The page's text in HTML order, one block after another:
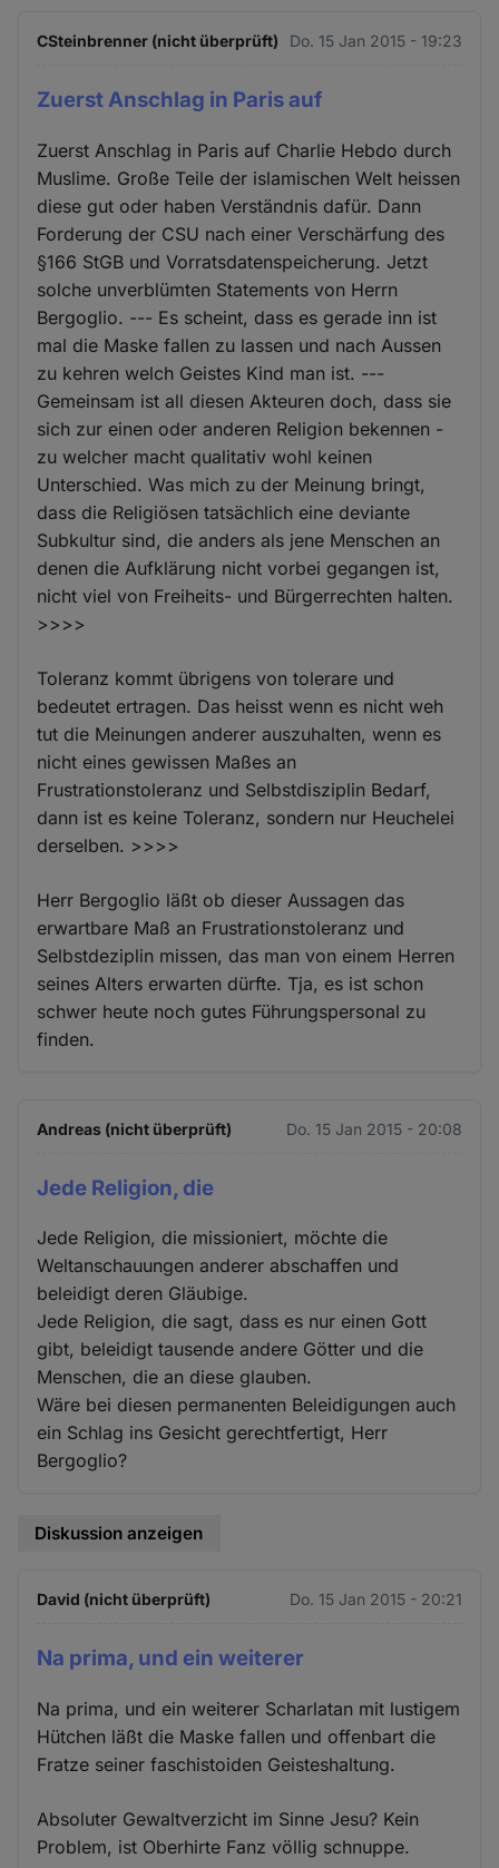
CSteinbrenner (nicht überprüft) Do. 15 Jan 2015 - 19:23
Zuerst Anschlag in Paris auf
Zuerst Anschlag in Paris auf Charlie Hebdo durch
Muslime. Große Teile der islamischen Welt heissen
diese gut oder haben Verständnis dafür. Dann
Forderung der CSU nach einer Verschärfung des
§166 StGB und Vorratsdatenspeicherung. Jetzt
solche unverblümten Statements von Herrn
Bergoglio. --- Es scheint, dass es gerade inn ist
mal die Maske fallen zu lassen und nach Aussen
zu kehren welch Geistes Kind man ist. ---
Gemeinsam ist all diesen Akteuren doch, dass sie
sich zur einen oder anderen Religion bekennen -
zu welcher macht qualitativ wohl keinen
Unterschied. Was mich zu der Meinung bringt,
dass die Religiösen tatsächlich eine deviante
Subkultur sind, die anders als jene Menschen an
denen die Aufklärung nicht vorbei gegangen ist,
nicht viel von Freiheits- und Bürgerrechten halten.
>>>>
Toleranz kommt übrigens von tolerare und
bedeutet ertragen. Das heisst wenn es nicht weh
tut die Meinungen anderer auszuhalten, wenn es
nicht eines gewissen Maßes an
Frustrationstoleranz und Selbstdisziplin Bedarf,
dann ist es keine Toleranz, sondern nur Heuchelei
derselben. >>>>
Herr Bergoglio läßt ob dieser Aussagen das
erwartbare Maß an Frustrationstoleranz und
Selbstdeziplin missen, das man von einem Herren
seines Alters erwarten dürfte. Tja, es ist schon
schwer heute noch gutes Führungspersonal zu
finden.
Andreas (nicht überprüft) Do. 15 Jan 2015 - 20:08
Jede Religion, die
Jede Religion, die missioniert, möchte die
Weltanschauungen anderer abschaffen und
beleidigt deren Gläubige.
Jede Religion, die sagt, dass es nur einen Gott
gibt, beleidigt tausende andere Götter und die
Menschen, die an diese glauben.
Wäre bei diesen permanenten Beleidigungen auch
ein Schlag ins Gesicht gerechtfertigt, Herr
Bergoglio?
Diskussion anzeigen
David (nicht überprüft) Do. 15 Jan 2015 - 20:21
Na prima, und ein weiterer
Na prima, und ein weiterer Scharlatan mit lustigem
Hütchen läßt die Maske fallen und offenbart die
Fratze seiner faschistoiden Geisteshaltung.
Absoluter Gewaltverzicht im Sinne Jesu? Kein
Problem, ist Oberhirte Fanz völlig schnuppe.